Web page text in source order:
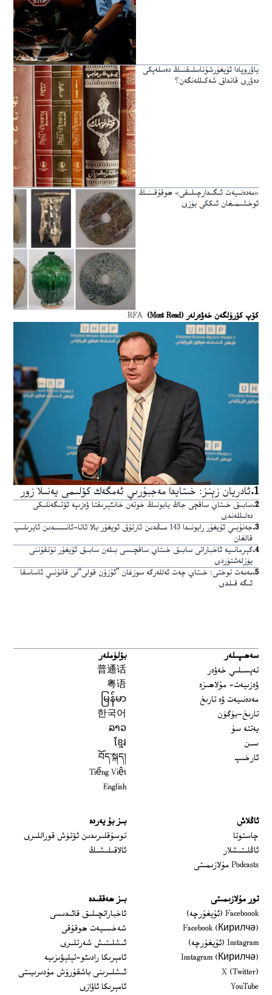
ياۋروپادا ئۇيغۇرشۇناسلىقنىڭ دەسلەپكى
دەۋرى قانداق شەكىللەنگەن؟
«مەدەنىيەت ئىگىدارچىلىقى» ھوقۇقىنىڭ
ئوخشىمىغان ئىككى يۈزى
كۆپ كۆرۈلگەن خەۋەرلەر (Most Read) RFA
1
.ئادريان زېنز: خىتايدا مەجبۇرىي ئەمگەك كۆلىمى يەنىلا زور
2
.سابىق خىتاي ساقچى جاڭ يابونىڭ خوتەن خانئېرىقتا ۋەزىپە ئۆتىگەنلىكى
دەلىللەندى
3
.
جەنۇبىي ئۇيغۇر رايونىدا 143 مىڭدىن ئارتۇق ئويغۇر بالا ئاتا-ئانىسىدىن ئايرىلىپ
قالغان
4
.گېرمانىيە ئاخباراتى سابىق خىتاي ساقچىسى بىلەن سابىق ئۇيغۇر تۇتقۇننى
يۈزلەشتۈردى
5
.مەمەت توختى: خىتاي چەت ئەللەرگە سوزغان ”ئۇزۇن قولى“نى قانۇنىي ئاساسقا
ئىگە قىلدى
سەھىپىلەر
تەپسىلىي خەۋەر
ۋەزىيەت- مۇلاھىزە
مەدەنىيەت ۋە تارىخ
تارىخ-بۈگۈن
يەتتە سۇ
سىن
ئارخىپ
بۆلۈملەر
普通话
粤语
မြန်မာ
한국어
ລາວ
ខ្មែរ
བོད་སྐད།
Tiếng Việt
English
ئاڭلاش
چاستوتا
ئاڭلىتىشلار
Podcasts مۇلازىمىتى
بىز بۇ يەردە
توسۇقلىرىدىن ئۆتۈش قوراللىرى
ئالاقىلىشىڭ
تور مۇلازىمىتى
Faceboook (ئۇيغۇرچە)
Opens in new window
Facebook (Кирилчә)
Opens in new window
Instagram (ئۇيغۇرچە)
Opens in new window
Instagram (Кирилчә)
Opens in new window
X (Twitter)
YouTube
بىز ھەققىدە
ئاخباراتچىلىق قائىدىسى
شەخسىيەت ھوقۇقى
ئىشلىتىش شەرتلىرى
ئامېرىكا رادىئو-تېلېۋىزىيە
ئىشلىرىنى باشقۇرۇش مۇدىرىيىتى
ئامېرىكا ئاۋازى